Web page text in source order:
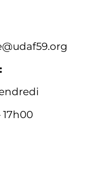
17h00